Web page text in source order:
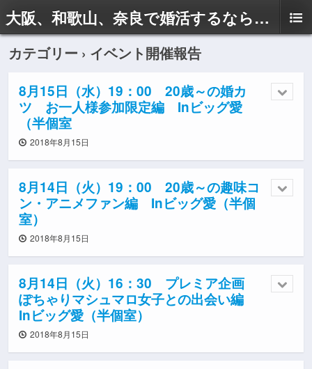
大阪、和歌山、奈良で婚活するならドリームサポートAyaへ
カテゴリー › イベント開催報告
8月15日（水）19：00 20歳～の婚カ
ツ お一人様参加限定編 Inビッグ愛
（半個室
2018年8月15日
8月14日（火）19：00 20歳～の趣味コ
ン・アニメファン編 Inビッグ愛（半個
室）
2018年8月15日
8月14日（火）16：30 プレミア企画
ぽちゃりマシュマロ女子との出会い編
Inビッグ愛（半個室）
2018年8月15日